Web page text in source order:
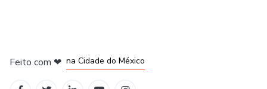
Feito com ❤ na Cidade do México